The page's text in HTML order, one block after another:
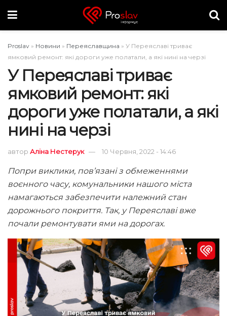
Proslav » Новини » Переяславщина » У Переяславі триває
ямковий ремонт: які дороги уже полатали, а які нині на черзі
У Переяславі триває
ямковий ремонт: які
дороги уже полатали, а які
нині на черзі
автор Аліна Нестерук 10 Червня, 2022 - 14:46
Попри виклики, пов’язані з обмеженнями
воєнного часу, комунальники нашого міста
намагаються забезпечити належний стан
дорожнього покриття. Так, у Переяславі вже
почали ремонтувати ями на дорогах.